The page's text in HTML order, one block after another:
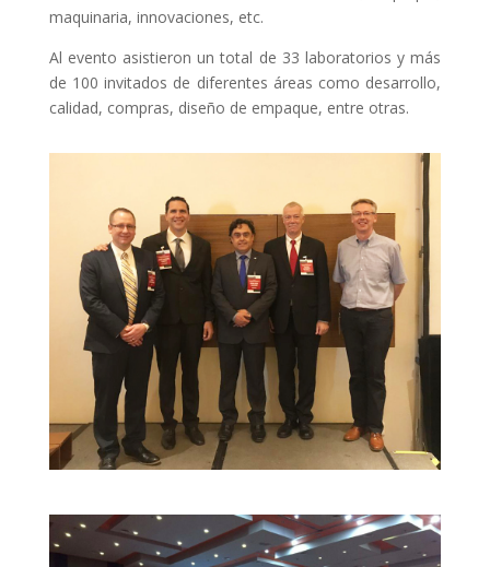
maquinaria, innovaciones, etc.
Al evento asistieron un total de 33 laboratorios y más
de 100 invitados de diferentes áreas como desarrollo,
calidad, compras, diseño de empaque, entre otras.